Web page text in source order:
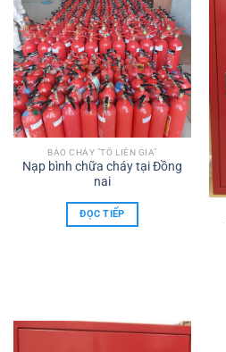
BÁO CHÁY "TÔ LIÊN GIA"
Nạp bình chữa cháy tại Đồng
nai
ĐỌC TIẾP